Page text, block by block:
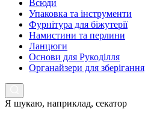
Всюди
Упаковка та інструменти
Фурнітура для біжутерії
Намистини та перлини
Ланцюги
Основи для Рукоділля
Органайзери для зберігання
Я шукаю, наприклад, секатор